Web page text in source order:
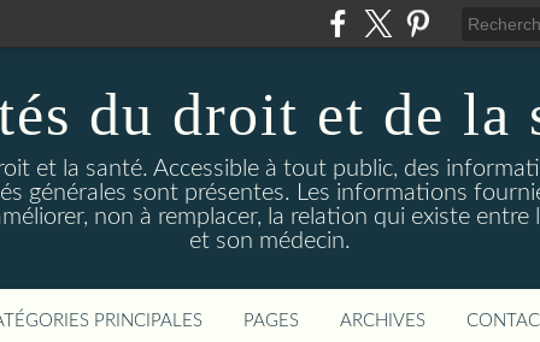
du droit et de la
et la santé. Accessible à tout public, des
générales sont présentes. Les informations
non à remplacer, la relation qui existe
et son médecin.
PRINCIPALES PAGES ARCHIVES